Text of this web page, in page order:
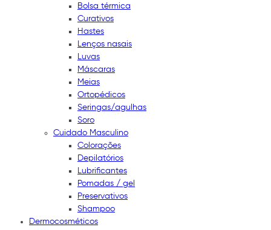
Bolsa térmica
Curativos
Hastes
Lenços nasais
Luvas
Máscaras
Meias
Ortopédicos
Seringas/agulhas
Soro
Cuidado Masculino
Colorações
Depilatórios
Lubrificantes
Pomadas / gel
Preservativos
Shampoo
Dermocosméticos